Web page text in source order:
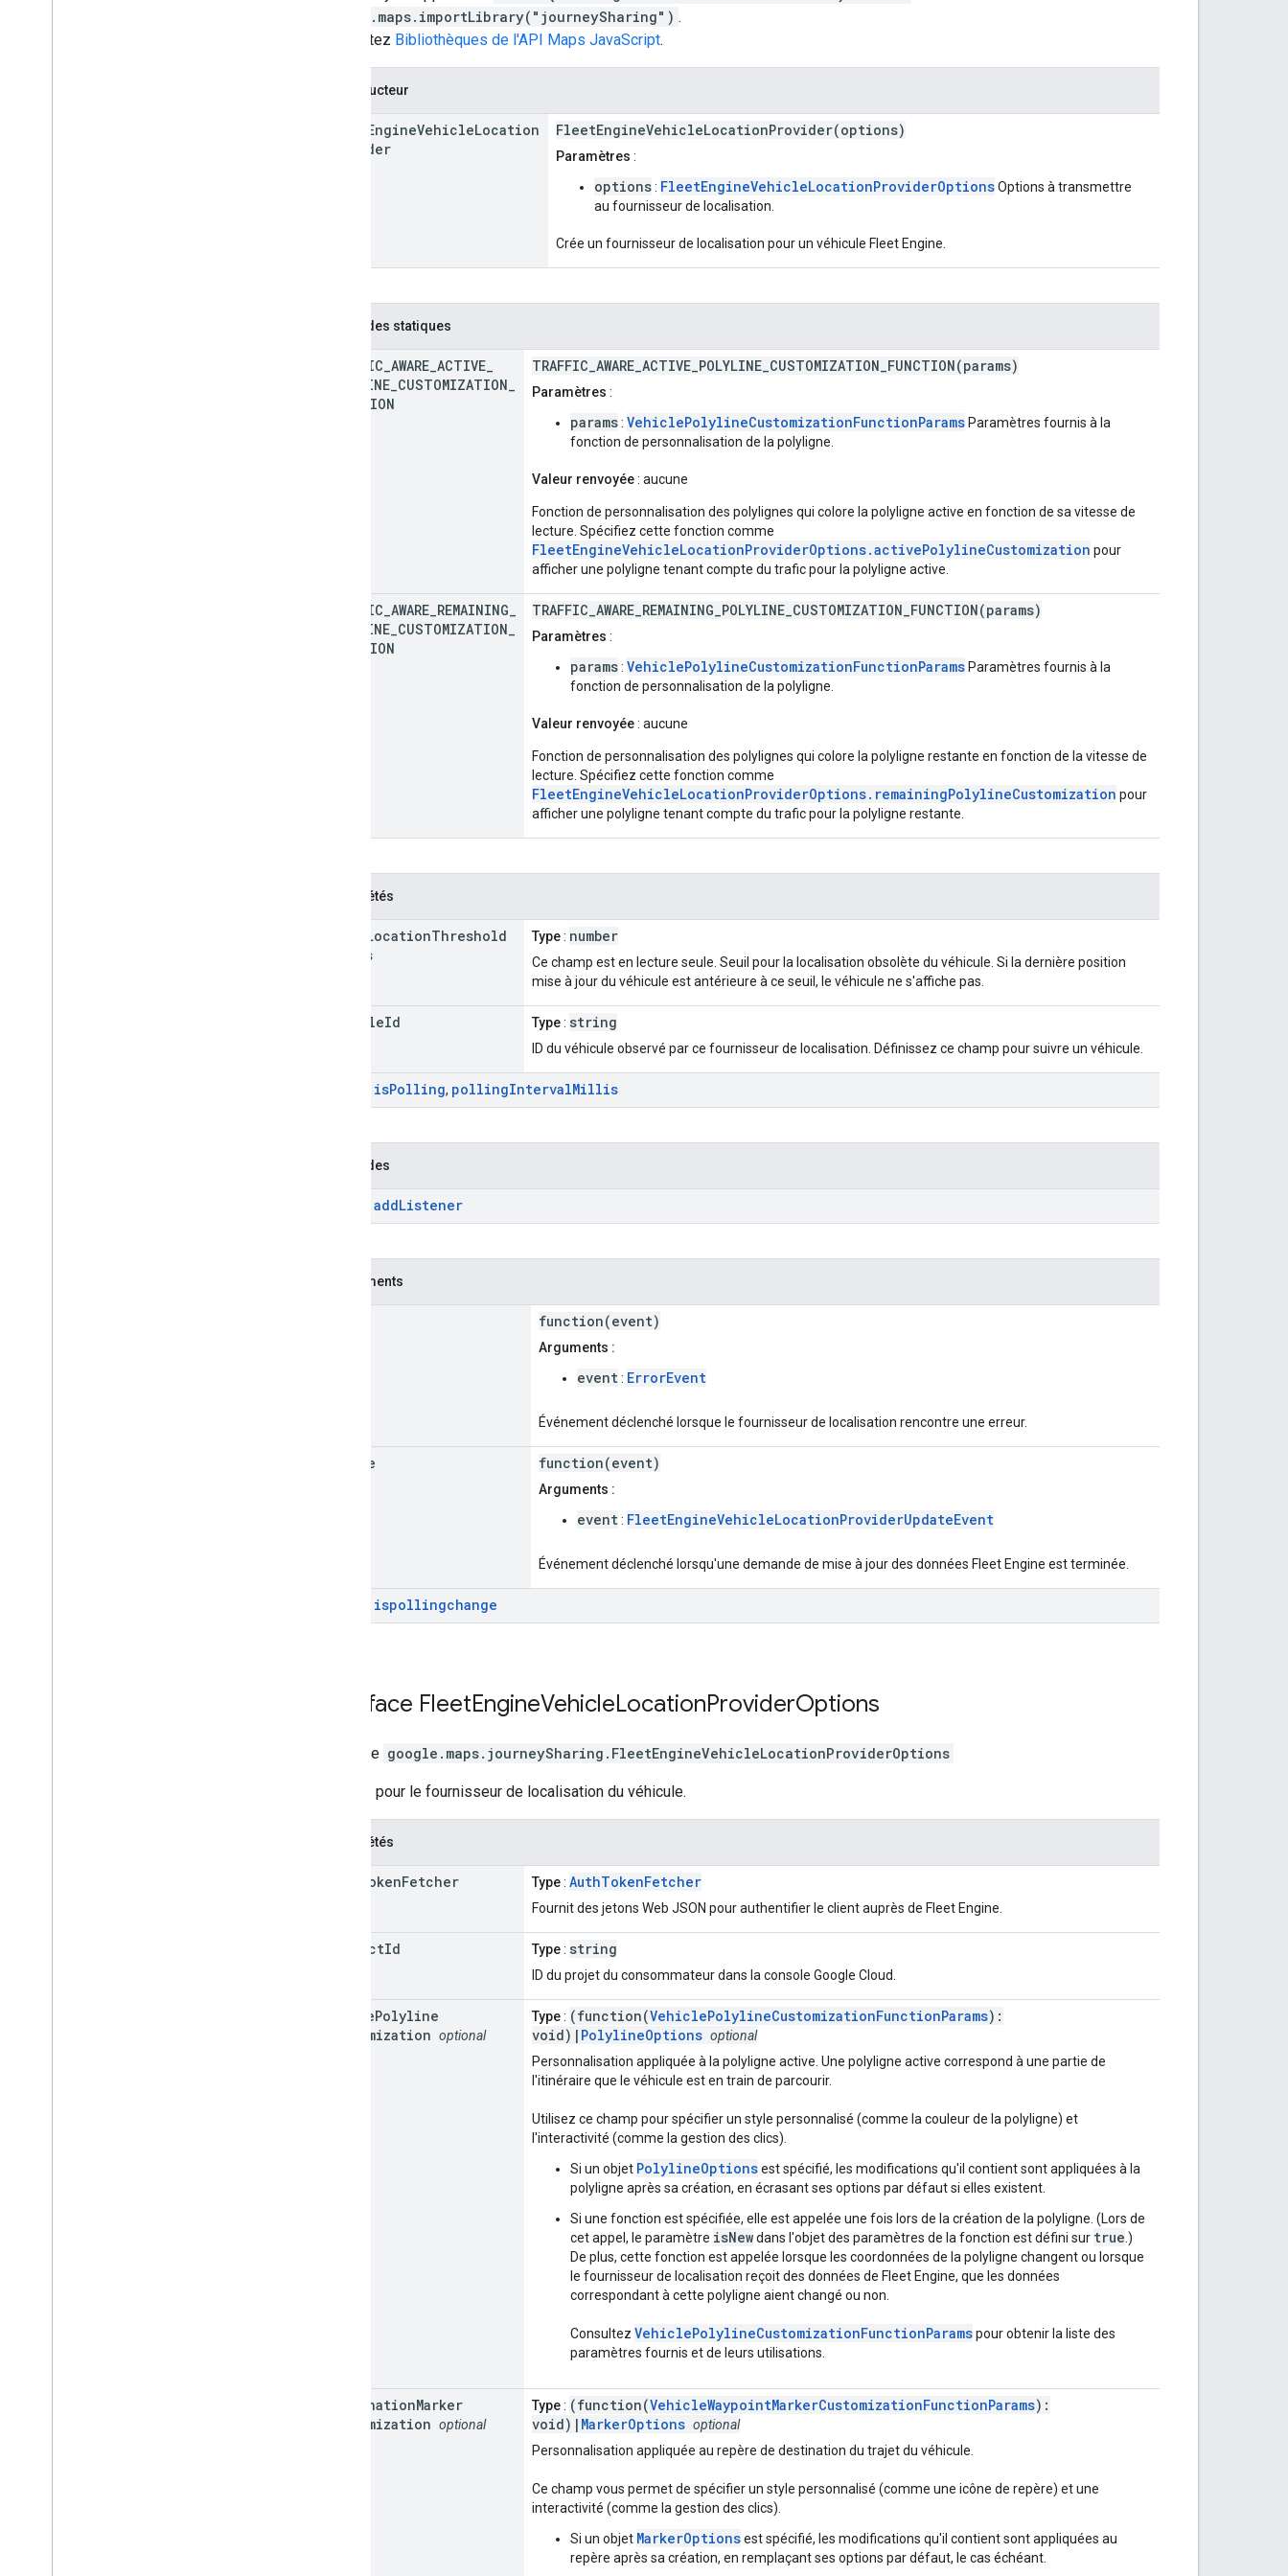
google.maps.importLibrary("journeySharing") .
Consultez Bibliothèques de l'API Maps JavaScript.
Constructeur
EngineVehicleLocation
Provider
FleetEngineVehicleLocationProvider(options)
Paramètres :
options: FleetEngineVehicleLocationProviderOptionsOptions à transmettre
au fournisseur de localisation.
Crée un fournisseur de localisation pour un véhicule Fleet Engine.
Méthodes statiques
TRAFFIC AWARE ACTIVE
POLYLINE CUSTOMIZATION
FUNCTION
TRAFFIC_AWARE_ACTIVE_POLYLINE_CUSTOMIZATION_FUNCTION(params)
Paramètres :
params: VehiclePolylineCustomizationFunctionParams Paramètres fournis à la
fonction de personnalisation de la polyligne.
Valeur renvoyée: aucune
Fonction de personnalisation des polylignes qui colore la polyligne active en fonction de sa vitesse de
lecture. Spécifiez cette fonction comme
FleetEngineVehicleLocationProviderOptions.activePolylineCustomization pour
afficher une polyligne tenant compte du trafic pour la polyligne active.
TRAFFIC AWARE REMAINING
POLYLINE CUSTOMIZATION
FUNCTION
TRAFFIC_AWARE_REMAINING_POLYLINE_CUSTOMIZATION_FUNCTION(params)
Paramètres :
params: VehiclePolylineCustomizationFunctionParams Paramètres fournis à la
fonction de personnalisation de la polyligne.
Valeur renvoyée: aucune
Fonction de personnalisation des polylignes qui colore la polyligne restante en fonction de la vitesse de
lecture. Spécifiez cette fonction comme
FleetEngineVehicleLocationProviderOptions.remainingPolylineCustomization pour
afficher une polyligne tenant compte du trafic pour la polyligne restante.
Propriétés
LocationThreshold
Millis
Type: number
Ce champ est en lecture seule. Seuil pour la localisation obsolète du véhicule. Si la dernière position
mise à jour du véhicule est antérieure à ce seuil, le véhicule ne s'affiche pas.
vehicleId Type: string
ID du véhicule observé par ce fournisseur de localisation. Définissez ce champ pour suivre un véhicule.
isPolling, pollingIntervalMillis
Méthodes
addListener
Événements
function(event)
Arguments :
event: ErrorEvent
Événement déclenché lorsque le fournisseur de localisation rencontre une erreur.
update function(event)
Arguments :
event: FleetEngineVehicleLocationProviderUpdateEvent
Événement déclenché lorsqu'une demande de mise à jour des données Fleet Engine est terminée.
ispollingchange
Interface FleetEngineVehicleLocationProviderOptions
Interface google.maps.journeySharing . FleetEngineVehicleLocationProviderOptions
Options pour le fournisseur de localisation du véhicule.
Propriétés
TokenFetcher Type: AuthTokenFetcher
Fournit des jetons Web JSON pour authentifier le client auprès de Fleet Engine.
projectId Type: string
ID du projet du consommateur dans la console Google Cloud.
activePolyline
Customization optional
Type: (function(VehiclePolylineCustomizationFunctionParams):
void)| PolylineOptions optional
Personnalisation appliquée à la polyligne active. Une polyligne active correspond à une partie de
l'itinéraire que le véhicule est en train de parcourir.
Utilisez ce champ pour spécifier un style personnalisé (comme la couleur de la polyligne) et
l'interactivité (comme la gestion des clics).
Si un objet PolylineOptionsest spécifié, les modifications qu'il contient sont appliquées à la
polyligne après sa création, en écrasant ses options par défaut si elles existent.
Si une fonction est spécifiée, elle est appelée une fois lors de la création de la polyligne. (Lors de
cet appel, le paramètre isNewdans l'objet des paramètres de la fonction est défini sur true .)
De plus, cette fonction est appelée lorsque les coordonnées de la polyligne changent ou lorsque
le fournisseur de localisation reçoit des données de Fleet Engine, que les données
correspondant à cette polyligne aient changé ou non.
Consultez VehiclePolylineCustomizationFunctionParamspour obtenir la liste des
paramètres fournis et de leurs utilisations.
destinationMarker
Customization optional
Type: (function(VehicleWaypointMarkerCustomizationFunctionParams):
void)| MarkerOptions optional
Personnalisation appliquée au repère de destination du trajet du véhicule.
Ce champ vous permet de spécifier un style personnalisé (comme une icône de repère) et une
interactivité (comme la gestion des clics).
Si un objet MarkerOptionsest spécifié, les modifications qu'il contient sont appliquées au
repère après sa création, en remplaçant ses options par défaut, le cas échéant.